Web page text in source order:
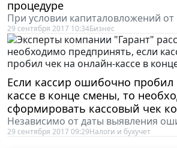
процедуре
При условии капиталовложений от
29 сентября 2017 10:34Бизнес
Если кассир ошибочно пробил
кассе в конце смены, то
сформировать кассовый чек
Независимо от даты выявления
29 сентября 2017 09:29Налоги и бухучет